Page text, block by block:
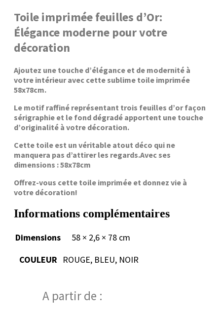
Toile imprimée feuilles d’Or:
Élégance moderne pour votre
décoration
Ajoutez une touche d’élégance et de modernité à
votre intérieur avec cette sublime toile imprimée
58x78cm.
Le motif raffiné représentant trois feuilles d’or façon
sérigraphie et le fond dégradé apportent une touche
d’originalité à votre décoration.
Cette toile est un véritable atout déco qui ne
manquera pas d’attirer les regards.Avec ses
dimensions : 58x78cm
Offrez-vous cette toile imprimée et donnez vie à
votre décoration!
Informations complémentaires
Dimensions
58 × 2,6 × 78 cm
COULEUR
ROUGE, BLEU, NOIR
A partir de :